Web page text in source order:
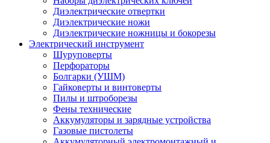
Диэлектрические отвертки
Диэлектрические ножи
Диэлектрические ножницы и бокорезы
Электрический инструмент
Шуруповерты
Перфораторы
Болгарки (УШМ)
Гайковерты и винтоверты
Пилы и штроборезы
Фены технические
Аккумуляторы и зарядные устройства
Газовые пистолеты